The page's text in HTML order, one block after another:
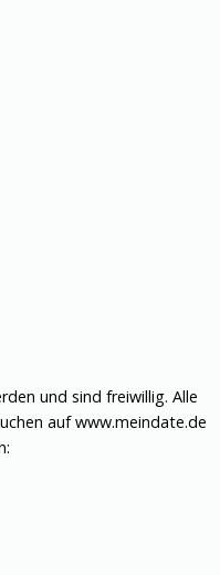
und sind freiwillig. Alle
auf www.meindate.de